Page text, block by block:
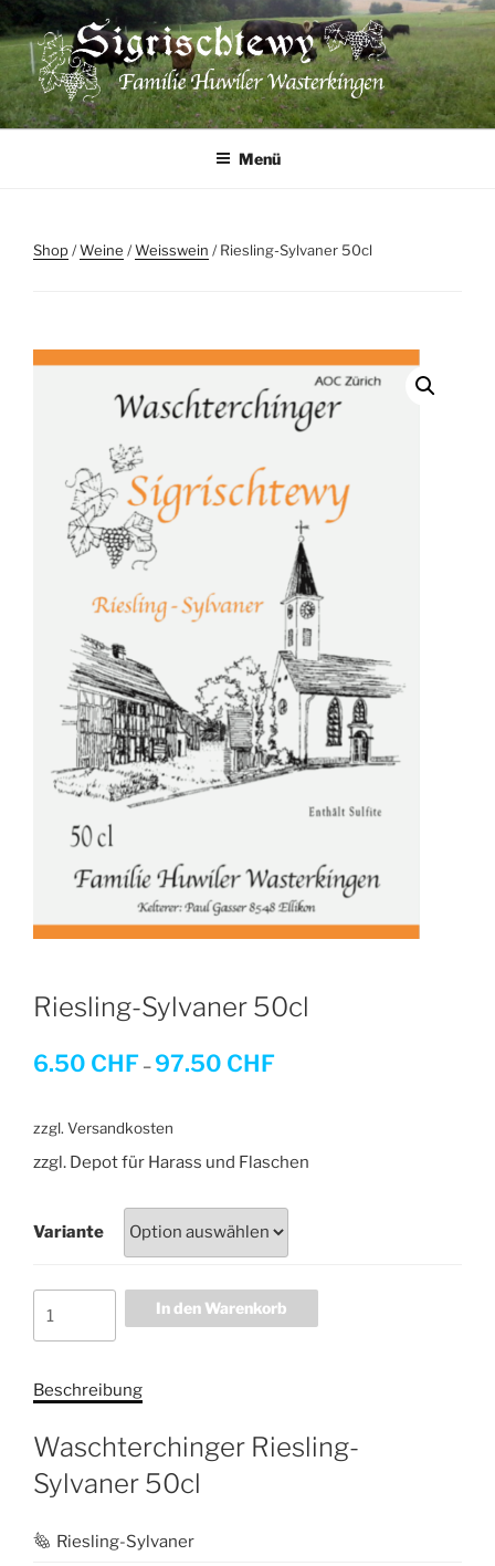
Zum
Inhalt
springen
SIGRISCHTEWY
Familie Huwiler Wasterkingen
Menü
Shop/Weine /Weisswein / Riesling-Sylvaner 50cl
Riesling-Sylvaner 50cl
6.50 CHF – 97.50 CHF
zzgl. Versandkosten
zzgl. Depot für Harass und Flaschen
Variante
Sylvaner
Menge
In den Warenkorb
Beschreibung
Waschterchinger Riesling-
Sylvaner 50cl
Riesling-Sylvaner